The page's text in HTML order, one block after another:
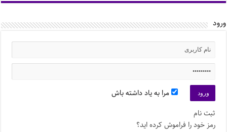
ورود
مرا به یاد داشته باش
ثبت نام
رمز خود را فراموش کرده اید؟